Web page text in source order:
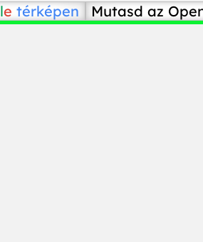
le térképen Mutasd az